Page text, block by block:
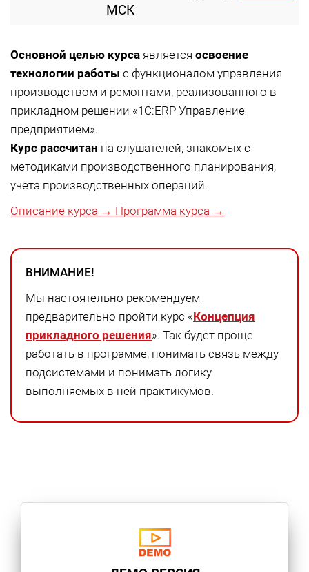
МСК
Основной целью курса является освоение
технологии работы с функционалом управления
производством и ремонтами, реализованного в
прикладном решении «1С:ERP Управление
предприятием».
Курс рассчитан на слушателей, знакомых с
методиками производственного планирования,
учета производственных операций.
Описание курса → Программа курса →
ВНИМАНИЕ!
Мы настоятельно рекомендуем
предварительно пройти курс «Концепция
прикладного решения». Так будет проще
работать в программе, понимать связь между
подсистемами и понимать логику
выполняемых в ней практикумов.